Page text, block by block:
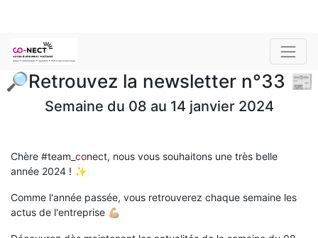
🔎Retrouvez la newsletter n°33 📰
Semaine du 08 au 14 janvier 2024
Chère #team_ conect, nous vous souhaitons une très belle
année 2024 ! ✨
Comme l'année passée, vous retrouverez chaque semaine les
actus de l'entreprise 💪🏼